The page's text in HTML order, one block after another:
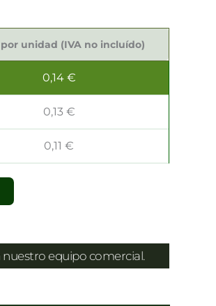
unidad (IVA no incluído)
0,14 €
0,13 €
0,11 €
equipo comercial.